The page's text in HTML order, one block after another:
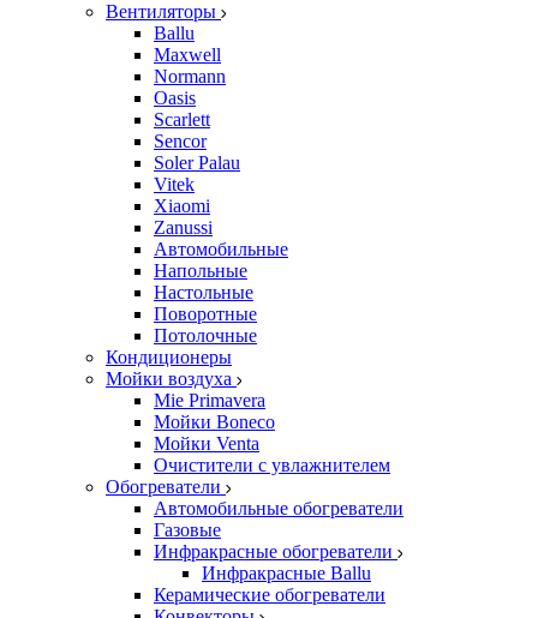
Вентиляторы
Ballu
Maxwell
Normann
Oasis
Scarlett
Sencor
Soler Palau
Vitek
Xiaomi
Zanussi
Автомобильные
Напольные
Настольные
Поворотные
Потолочные
Кондиционеры
Мойки воздуха
Mie Primavera
Мойки Boneco
Мойки Venta
Очистители с увлажнителем
Обогреватели
Автомобильные обогреватели
Газовые
Инфракрасные обогреватели
Инфракрасные Ballu
Керамические обогреватели